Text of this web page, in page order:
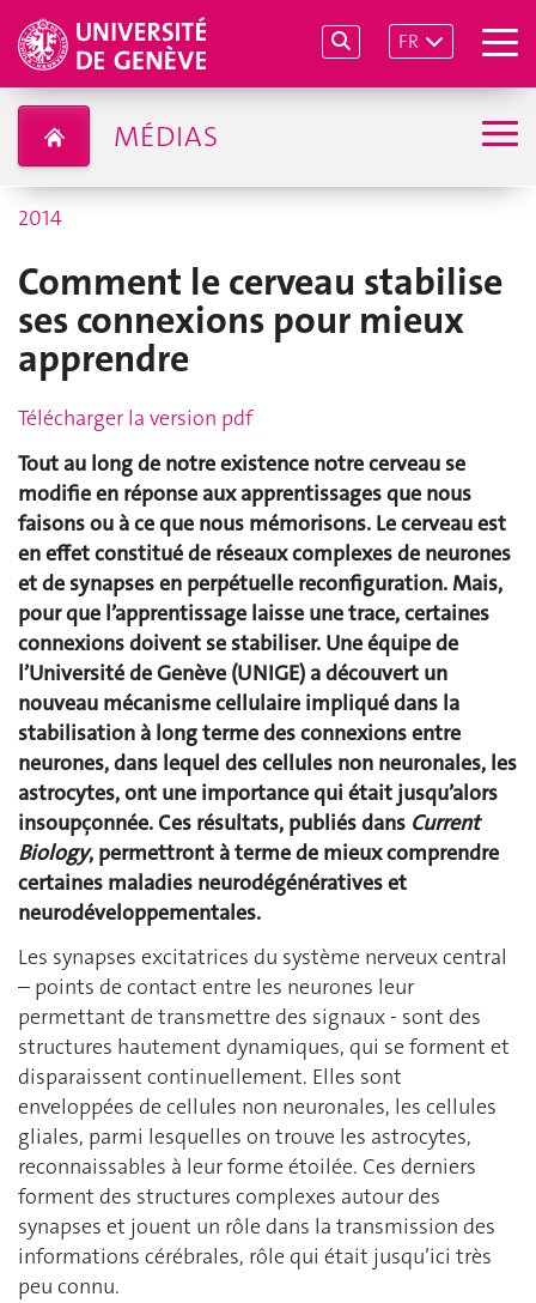
FR
MÉDIAS
2014
Comment le cerveau stabilise
ses connexions pour mieux
apprendre
Télécharger la version pdf
Tout au long de notre existence notre cerveau se
modifie en réponse aux apprentissages que nous
faisons ou à ce que nous mémorisons. Le cerveau est
en effet constitué de réseaux complexes de neurones
et de synapses en perpétuelle reconfiguration. Mais,
pour que l’apprentissage laisse une trace, certaines
connexions doivent se stabiliser. Une équipe de
l’Université de Genève (UNIGE) a découvert un
nouveau mécanisme cellulaire impliqué dans la
stabilisation à long terme des connexions entre
neurones, dans lequel des cellules non neuronales, les
astrocytes, ont une importance qui était jusqu’alors
insoupçonnée. Ces résultats, publiés dans Current
Biology, permettront à terme de mieux comprendre
certaines maladies neurodégénératives et
neurodéveloppementales.
Les synapses excitatrices du système nerveux central
– points de contact entre les neurones leur
permettant de transmettre des signaux - sont des
structures hautement dynamiques, qui se forment et
disparaissent continuellement. Elles sont
enveloppées de cellules non neuronales, les cellules
gliales, parmi lesquelles on trouve les astrocytes,
reconnaissables à leur forme étoilée. Ces derniers
forment des structures complexes autour des
synapses et jouent un rôle dans la transmission des
informations cérébrales, rôle qui était jusqu’ici très
peu connu.